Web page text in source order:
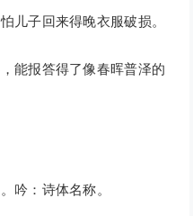
子回来得晚衣服破损。
报答得了像春晖普泽的
：诗体名称。